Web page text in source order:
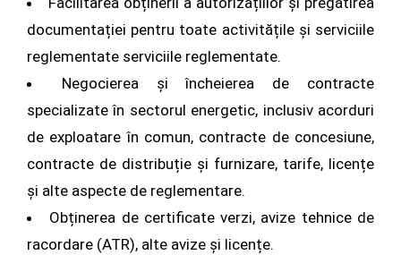
documentației pentru toate activitățile și serviciile
reglementate serviciile reglementate.
Negocierea și încheierea de contracte
specializate în sectorul energetic, inclusiv acorduri
de exploatare în comun, contracte de concesiune,
contracte de distribuție și furnizare, tarife, licențe
și alte aspecte de reglementare.
Obținerea de certificate verzi, avize tehnice de
racordare (ATR), alte avize și licențe.